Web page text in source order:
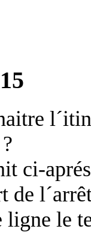
ci-
de
ligne le